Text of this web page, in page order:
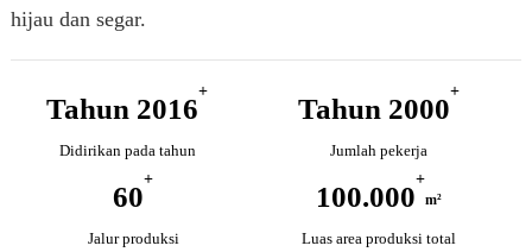
hijau dan segar.
Tahun 2016
+
Didirikan pada tahun
Tahun 2000
+
Jumlah pekerja
60
+
Jalur produksi
100.000
+
m²
Luas area produksi total